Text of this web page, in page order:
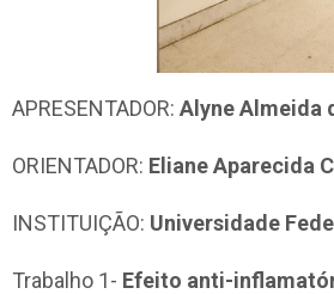
APRESENTADOR: Alyne Almeida
ORIENTADOR: Eliane Aparecida
INSTITUIÇÃO: Universidade
Trabalho 1- Efeito anti-